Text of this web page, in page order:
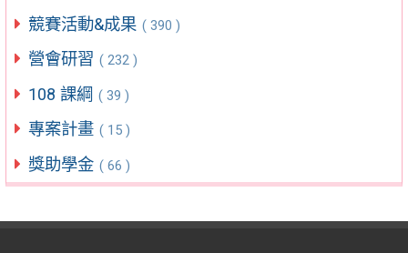
競賽活動&成果 ( 390 )
營會研習 ( 232 )
108 課綱 ( 39 )
專案計畫 ( 15 )
獎助學金 ( 66 )